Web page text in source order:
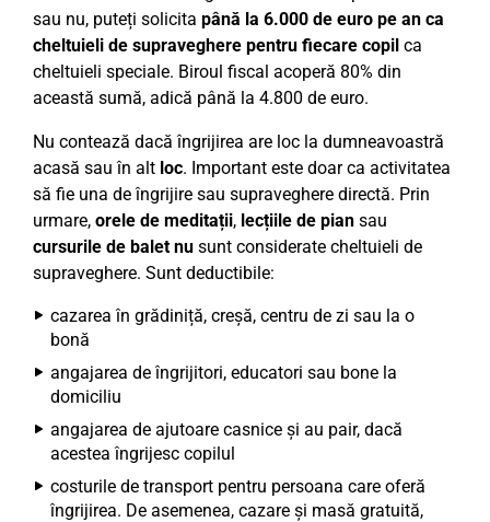
sau nu, puteți solicita până la 6.000 de euro pe an ca
cheltuieli de supraveghere pentru fiecare copil ca
cheltuieli speciale. Biroul fiscal acoperă 80% din
această sumă, adică până la 4.800 de euro.
Nu contează dacă îngrijirea are loc la dumneavoastră
acasă sau în alt loc. Important este doar ca activitatea
să fie una de îngrijire sau supraveghere directă. Prin
urmare, orele de meditații, lecțiile de pian sau
cursurile de balet nu sunt considerate cheltuieli de
supraveghere. Sunt deductibile:
cazarea în grădiniță, creșă, centru de zi sau la o
bonă
angajarea de îngrijitori, educatori sau bone la
domiciliu
angajarea de ajutoare casnice și au pair, dacă
acestea îngrijesc copilul
costurile de transport pentru persoana care oferă
îngrijirea. De asemenea, cazare și masă gratuită,